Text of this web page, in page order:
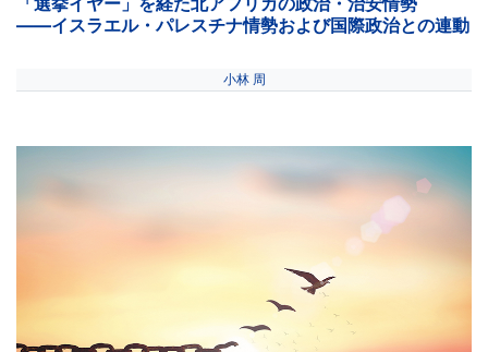
――イスラエル・パレスチナ情勢および国際政治との連動
小林 周